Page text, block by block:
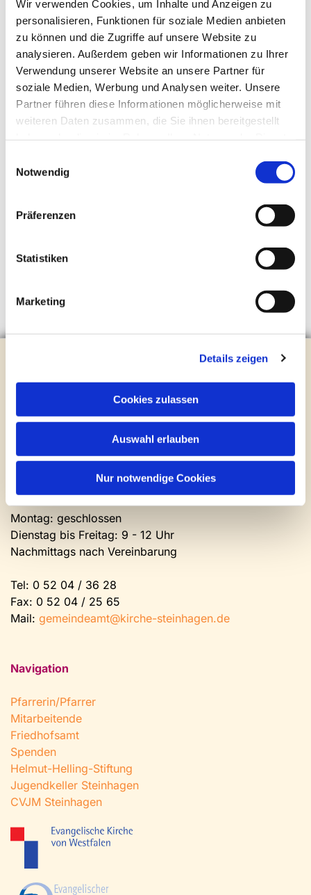
Wir verwenden Cookies, um Inhalte und Anzeigen zu
personalisieren, Funktionen für soziale Medien anbieten
zu können und die Zugriffe auf unsere Website zu
analysieren. Außerdem geben wir Informationen zu Ihrer
Verwendung unserer Website an unsere Partner für
soziale Medien, Werbung und Analysen weiter. Unsere
Partner führen diese Informationen möglicherweise mit
weiteren Daten zusammen, die Sie ihnen bereitgestellt
Notwendig
Präferenzen
Statistiken
Marketing
Details zeigen
Cookies zulassen
Auswahl erlauben
Nur notwendige Cookies
Ansprechpartnerin: Angelika Bohnenkamp Tel.
8701077
Evangelische Kirchengemeinde Steinhagen
gemeindeamt@kirche-steinhagen.de
Newsletter abonnieren
Gemeinde- und Friedhofsamt
Montag: geschlossen
Dienstag bis Freitag: 9 - 12 Uhr
Nachmittags nach Vereinbarung
Tel: 0 52 04 / 36 28
Fax: 0 52 04 / 25 65
Mail: gemeindeamt@kirche-steinhagen.de
Navigation
Pfarrerin/Pfarrer
Mitarbeitende
Friedhofsamt
Spenden
Helmut-Helling-Stiftung
Jugendkeller Steinhagen
CVJM Steinhagen